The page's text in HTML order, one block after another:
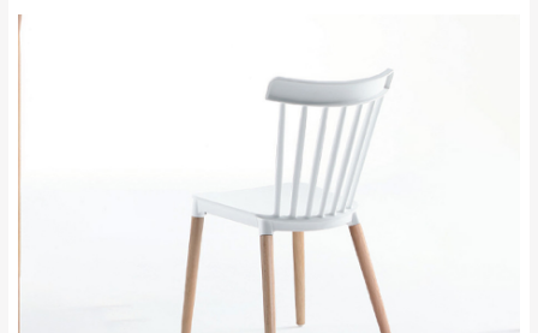
＊A108產品另收運費
雙溪、貢寮、烏
來、平溪、九份、
峽山區、石碇、坪
林、福隆、淡水山
區、北投湖山路、
苗栗至基隆；其它地區暫不開放，如因特殊
地型限制(山區、鄉、鎮、村)、樓梯太小、無
法搬運上樓等因素，導致無法配送，
保有出貨的權利。
保護物流人員的工作安全，賣家無提供吊掛
服務，若需以吊車或其他的吊掛方式吊運，